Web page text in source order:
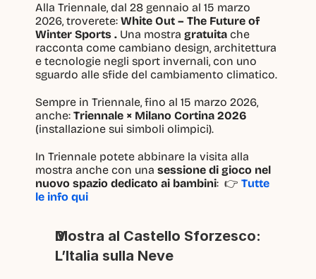
Alla Triennale, dal 28 gennaio al 15 marzo
2026, troverete: White Out – The Future of
Winter Sports . Una mostra gratuita che
racconta come cambiano design, architettura
e tecnologie negli sport invernali, con uno
sguardo alle sfide del cambiamento climatico.
Sempre in Triennale, fino al 15 marzo 2026,
anche: Triennale × Milano Cortina 2026
(installazione sui simboli olimpici).
In Triennale potete abbinare la visita alla
mostra anche con una sessione di gioco nel
nuovo spazio dedicato ai bambini:  👉 Tutte
le info qui
Mostra al Castello Sforzesco:
L’Italia sulla Neve